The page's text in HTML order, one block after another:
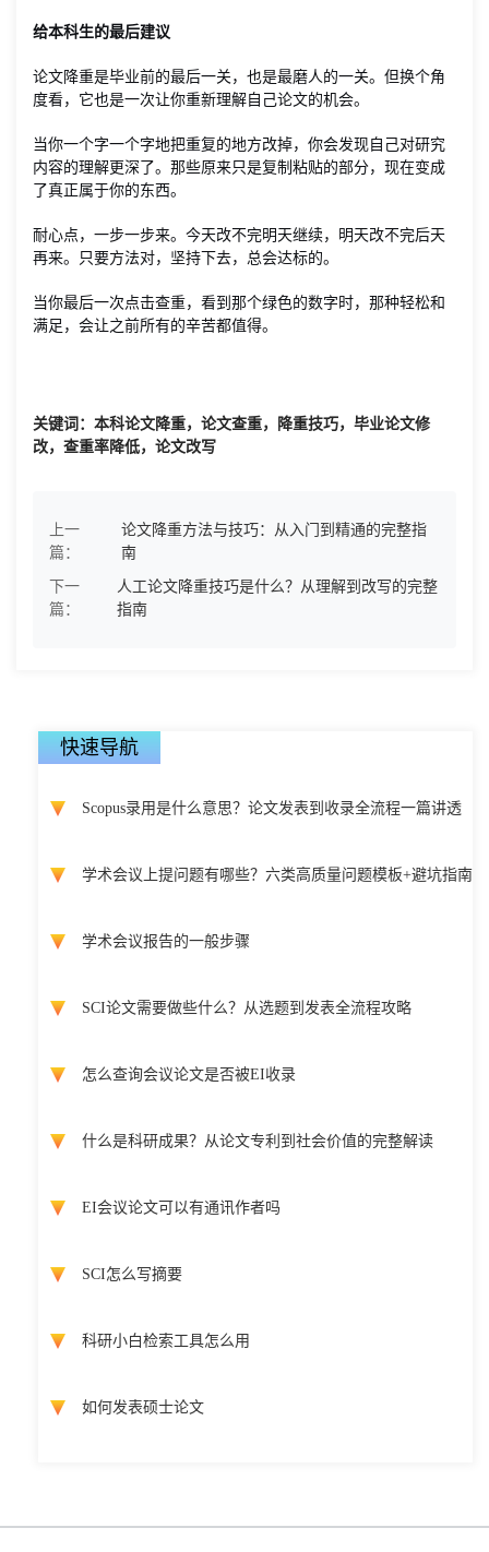
给本科生的最后建议
论文降重是毕业前的最后一关，也是最磨人的一关。但换个角
度看，它也是一次让你重新理解自己论文的机会。
当你一个字一个字地把重复的地方改掉，你会发现自己对研究
内容的理解更深了。那些原来只是复制粘贴的部分，现在变成
了真正属于你的东西。
耐心点，一步一步来。今天改不完明天继续，明天改不完后天
再来。只要方法对，坚持下去，总会达标的。
当你最后一次点击查重，看到那个绿色的数字时，那种轻松和
满足，会让之前所有的辛苦都值得。
关键词：本科论文降重，论文查重，降重技巧，毕业论文修
改，查重率降低，论文改写
上一
篇：
论文降重方法与技巧：从入门到精通的完整指
南
下一
篇：
人工论文降重技巧是什么？从理解到改写的完整
指南
快速导航
Scopus录用是什么意思？论文发表到收录全流程一篇讲透
学术会议上提问题有哪些？六类高质量问题模板+避坑指南
学术会议报告的一般步骤
SCI论文需要做些什么？从选题到发表全流程攻略
怎么查询会议论文是否被EI收录
什么是科研成果？从论文专利到社会价值的完整解读
EI会议论文可以有通讯作者吗
SCI怎么写摘要
科研小白检索工具怎么用
如何发表硕士论文